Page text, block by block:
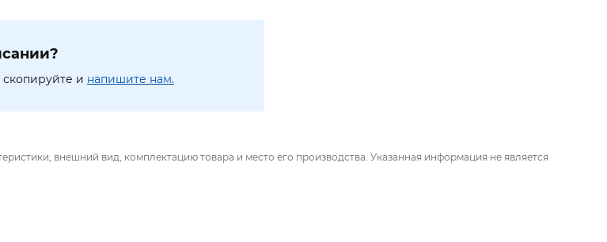
и напишите нам.
внешний вид, комплектацию товара и место его производства. Указанная информация не является